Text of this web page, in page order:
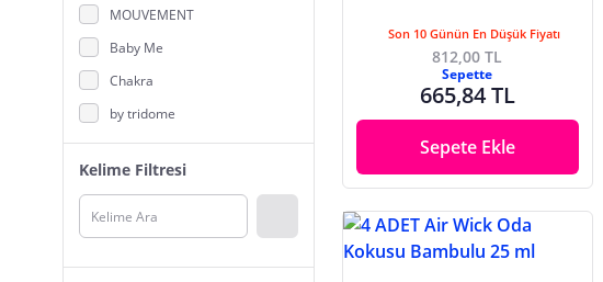
MOUVEMENT
Baby Me
Chakra
by tridome
Deep Fresh
Cavelle
Bargello
Kelime Filtresi
Son 10 Günün En Düşük Fiyatı
812,00 TL
Sepette
665,84 TL
Sepete Ekle